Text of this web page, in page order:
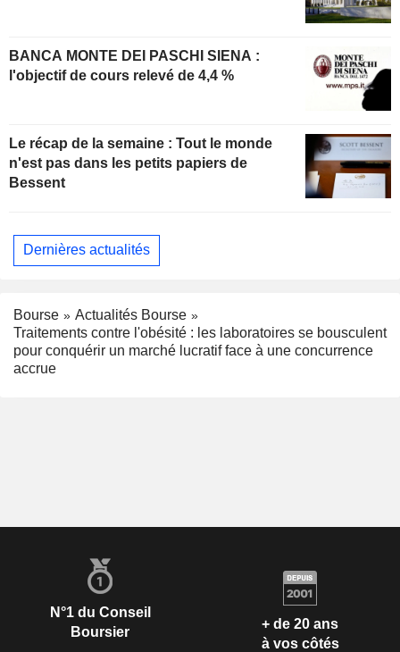
BANCA MONTE DEI PASCHI SIENA :
l'objectif de cours relevé de 4,4 %
Le récap de la semaine : Tout le monde
n'est pas dans les petits papiers de
Bessent
Dernières actualités
Bourse
Actualités Bourse
Traitements contre l'obésité : les laboratoires se bousculent
pour conquérir un marché lucratif face à une concurrence
accrue
N°1 du Conseil
Boursier
+ de 20 ans
à vos côtés